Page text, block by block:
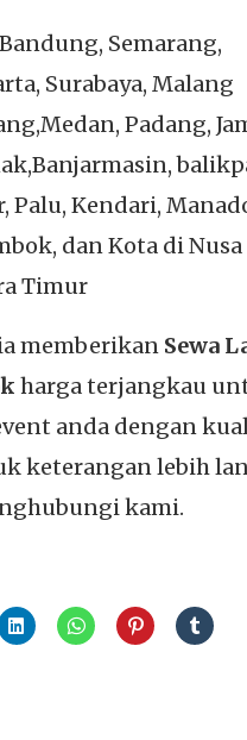
Semarang,
Surabaya, Malang
Padang,
Palu, Kendari,
dan Kota di Nusa
Timur
memberikan Sewa
harga terjangkau
anda dengan
keterangan lebih
kami.
Klik
untuk
Klik
untuk
Klik
untuk
Klik
untuk